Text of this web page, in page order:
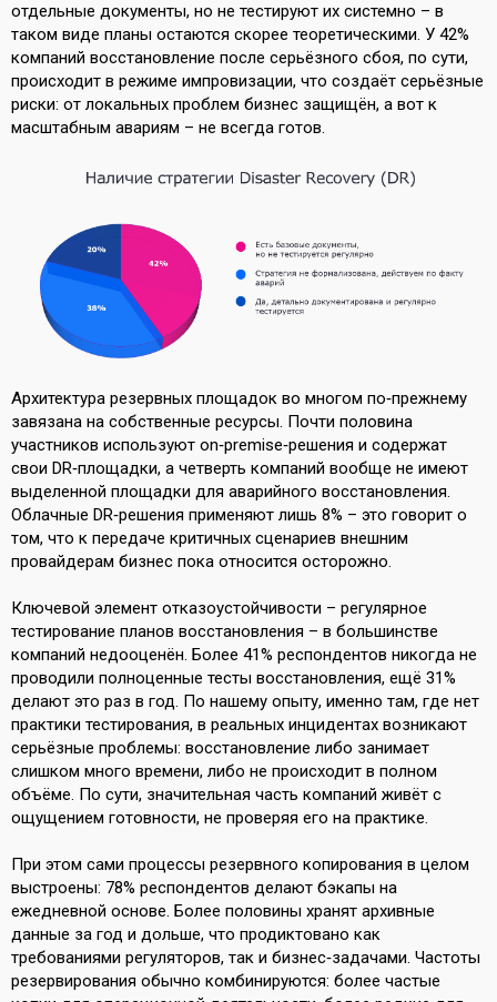
отдельные документы, но не тестируют их системно – в
таком виде планы остаются скорее теоретическими. У 42%
компаний восстановление после серьёзного сбоя, по сути,
происходит в режиме импровизации, что создаёт серьёзные
риски: от локальных проблем бизнес защищён, а вот к
масштабным авариям – не всегда готов.
Архитектура резервных площадок во многом по‑прежнему
завязана на собственные ресурсы. Почти половина
участников используют on‑premise‑решения и содержат
свои DR‑площадки, а четверть компаний вообще не имеют
выделенной площадки для аварийного восстановления.
Облачные DR‑решения применяют лишь 8% – это говорит о
том, что к передаче критичных сценариев внешним
провайдерам бизнес пока относится осторожно.
Ключевой элемент отказоустойчивости – регулярное
тестирование планов восстановления – в большинстве
компаний недооценён. Более 41% респондентов никогда не
проводили полноценные тесты восстановления, ещё 31%
делают это раз в год. По нашему опыту, именно там, где нет
практики тестирования, в реальных инцидентах возникают
серьёзные проблемы: восстановление либо занимает
слишком много времени, либо не происходит в полном
объёме. По сути, значительная часть компаний живёт с
ощущением готовности, не проверяя его на практике.
При этом сами процессы резервного копирования в целом
выстроены: 78% респондентов делают бэкапы на
ежедневной основе. Более половины хранят архивные
данные за год и дольше, что продиктовано как
требованиями регуляторов, так и бизнес‑задачами. Частоты
резервирования обычно комбинируются: более частые